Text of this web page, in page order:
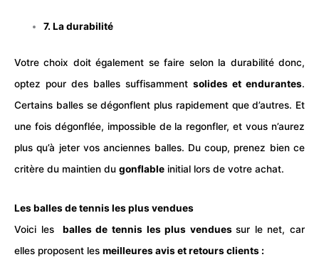
7. La durabilité
Votre choix doit également se faire selon la durabilité donc,
optez pour des balles suffisamment solides et endurantes.
Certains balles se dégonflent plus rapidement que d’autres. Et
une fois dégonflée, impossible de la regonfler, et vous n’aurez
plus qu’à jeter vos anciennes balles. Du coup, prenez bien ce
critère du maintien du gonflable initial lors de votre achat.
Les balles de tennis les plus vendues
Voici les
balles de tennis les plus venduessur le net, car
elles proposent les meilleures avis et retours clients :